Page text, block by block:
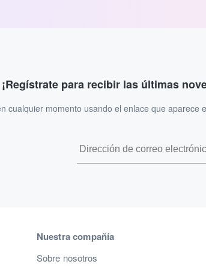
¡Regístrate para recibir las últimas
cualquier momento usando el enlace que aparece
Nuestra compañía
Sobre nosotros